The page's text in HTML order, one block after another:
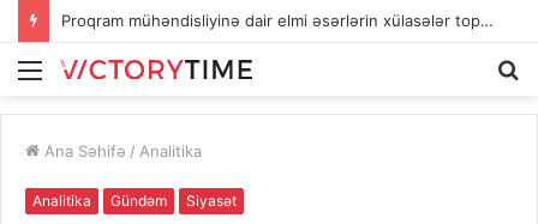
Proqram mühəndisliyinə dair elmi əsərlərin xülasələr toplusu dərc edilib
Menu
Ana Səhifə / Analitika
Analitika Gündəm Siyasət